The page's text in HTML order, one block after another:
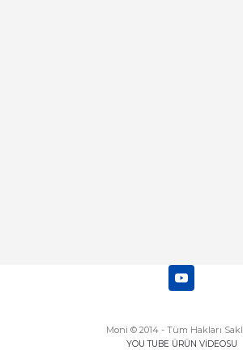
Moni © 2014 - Tüm Hakları
YOU TUBE ÜRÜN VİDEOSU